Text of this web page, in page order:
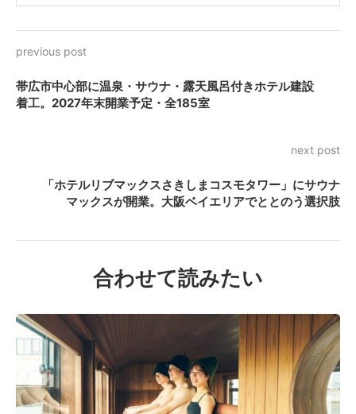
previous post
帯広市中心部に温泉・サウナ・露天風呂付きホテル建設
着工。2027年末開業予定・全185室
next post
「ホテルリブマックスさきしまコスモタワー」にサウナ
マックスが開業。大阪ベイエリアでととのう選択肢
合わせて読みたい